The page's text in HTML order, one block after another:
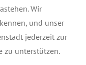
Wir
und unser
jederzeit zur
zu unterstützen.